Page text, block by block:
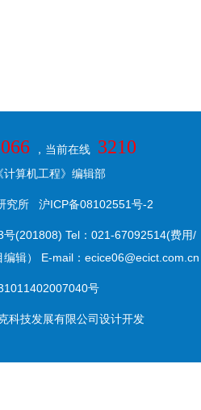
，当前在线 3210
计算机工程》编辑部
究所 沪ICP备08102551号-2
(201808) Tel：021-67092514(费用/
辑） E-mail：ecice06@ecict.com.cn
号
科技发展有限公司设计开发